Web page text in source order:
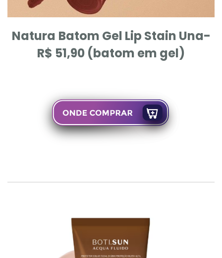
Natura Batom Gel Lip Stain Una-
R$ 51,90 (batom em gel)